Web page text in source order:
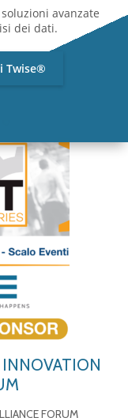
FORUM
avanzate
dei dati.
Twise®